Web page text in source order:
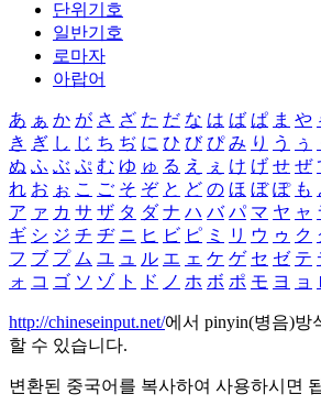
단위기호
일반기호
로마자
아랍어
あ ぁ か が さ ざ た だ な は ば ぱ ま や
き ぎ し じ ち ぢ に ひ び ぴ み り う ぅ
ぬ ふ ぶ ぷ む ゆ ゅ る え ぇ け げ せ ぜ
れ お ぉ こ ご そ ぞ と ど の ほ ぼ ぽ も
ア ァ カ サ ザ タ ダ ナ ハ バ パ マ ヤ ャ
ギ シ ジ チ ヂ ニ ヒ ビ ピ ミ リ ウ ゥ ク
フ ブ プ ム ユ ュ ル エ ェ ケ ゲ セ ゼ テ
ォ コ ゴ ソ ゾ ト ド ノ ホ ボ ポ モ ヨ ョ
http://chineseinput.net/에서 pinyin(병음)방
할 수 있습니다.
변환된 중국어를 복사하여 사용하시면